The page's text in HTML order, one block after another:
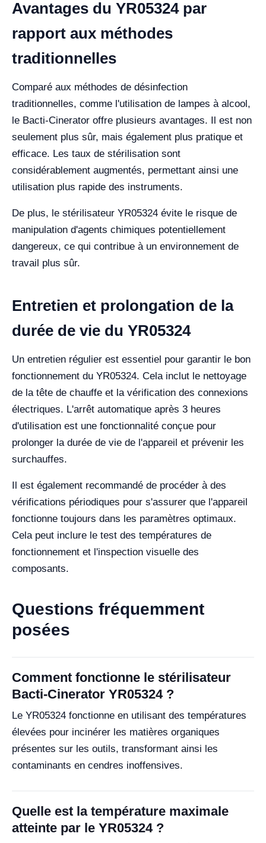
Avantages du YR05324 par
rapport aux méthodes
traditionnelles
Comparé aux méthodes de désinfection
traditionnelles, comme l'utilisation de lampes à alcool,
le Bacti-Cinerator offre plusieurs avantages. Il est non
seulement plus sûr, mais également plus pratique et
efficace. Les taux de stérilisation sont
considérablement augmentés, permettant ainsi une
utilisation plus rapide des instruments.
De plus, le stérilisateur YR05324 évite le risque de
manipulation d'agents chimiques potentiellement
dangereux, ce qui contribue à un environnement de
travail plus sûr.
Entretien et prolongation de la
durée de vie du YR05324
Un entretien régulier est essentiel pour garantir le bon
fonctionnement du YR05324. Cela inclut le nettoyage
de la tête de chauffe et la vérification des connexions
électriques. L'arrêt automatique après 3 heures
d'utilisation est une fonctionnalité conçue pour
prolonger la durée de vie de l'appareil et prévenir les
surchauffes.
Il est également recommandé de procéder à des
vérifications périodiques pour s'assurer que l'appareil
fonctionne toujours dans les paramètres optimaux.
Cela peut inclure le test des températures de
fonctionnement et l'inspection visuelle des
composants.
Questions fréquemment
posées
Comment fonctionne le stérilisateur
Bacti-Cinerator YR05324 ?
Le YR05324 fonctionne en utilisant des températures
élevées pour incinérer les matières organiques
présentes sur les outils, transformant ainsi les
contaminants en cendres inoffensives.
Quelle est la température maximale
atteinte par le YR05324 ?